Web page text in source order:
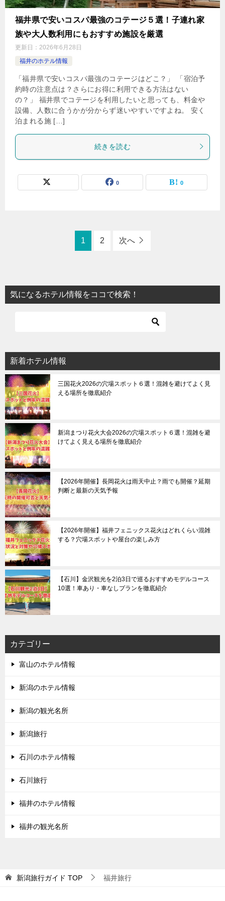
福井県で安いコスパ最強のコテージ５選！子連れ家
族や大人数利用にもおすすめ施設を厳選
更新日： 2026年6月28日
福井のホテル情報
「福井県で安いコスパ最強のコテージはどこ？」 「宿泊予
約時の注意点は？さらにお得に利用できる方法はない
の？」 福井県でコテージを利用したいと思っても、料金や
設備、人数に合うかが分からず迷いやすいですよね。 安く
泊まれる施 […]
続きを読む
0 0
1 2 次へ
気になるホテル情報をココで検索！
新着ホテル情報
三国花火2026の穴場スポット６選！混雑を避けてよく見
える場所を徹底紹介
新潟まつり花火大会2026の穴場スポット６選！混雑を避
けてよく見える場所を徹底紹介
【2026年開催】長岡花火は雨天中止？雨でも開催？延期
判断と最新の天気予報
【2026年開催】福井フェニックス花火はどれくらい混雑
する？穴場スポットや屋台の楽しみ方
【石川】金沢観光を2泊3日で巡るおすすめモデルコース
10選！車あり・車なしプランを徹底紹介
カテゴリー
富山のホテル情報
新潟のホテル情報
新潟の観光名所
新潟旅行
石川のホテル情報
石川旅行
福井のホテル情報
福井の観光名所
新潟旅行ガイド TOP 福井旅行